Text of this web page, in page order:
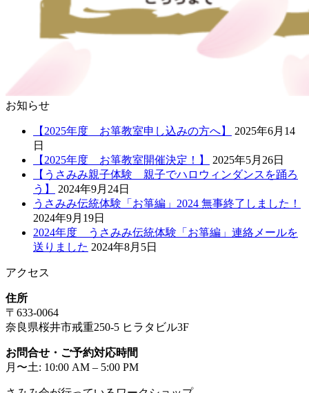
お知らせ
【2025年度 お箏教室申し込みの方へ】
2025年6月14
日
【2025年度 お箏教室開催決定！】
2025年5月26日
【うさみみ親子体験 親子でハロウィンダンスを踊ろ
う】
2024年9月24日
うさみみ伝統体験「お箏編」2024 無事終了しました！
2024年9月19日
2024年度 うさみみ伝統体験「お箏編」連絡メールを
送りました 2024年8月5日
アクセス
住所
〒633-0064
奈良県桜井市戒重250-5 ヒラタビル3F
お問合せ・ご予約対応時間
月〜土: 10:00 AM – 5:00 PM